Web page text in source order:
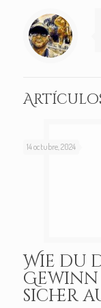
14 octubre, 2024
Wie du
Gewinn
sicher